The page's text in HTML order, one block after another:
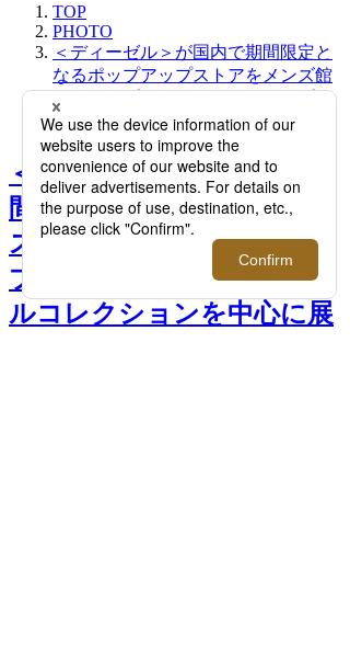
TOP
PHOTO
＜ディーゼル＞が国内で期間限定と
なるポップアップストアをメンズ館
にてオープン！2023年秋冬のカプセ
ルコレクションを中心に展開。
＜ディーゼル＞が国内で期
間限定となるポップアップ
ストアをメンズ館にてオー
プン！2023年秋冬のカプセ
ルコレクションを中心に展